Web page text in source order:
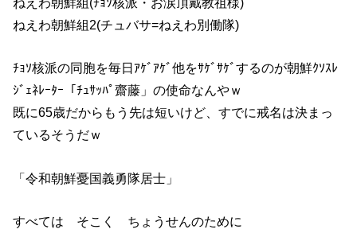
ねえわ朝鮮組2(チュバサ=ねえわ別働隊)
ﾁｮｿ核派の同胞を毎日ｱｹﾞｱｹﾞ他をｻｹﾞｻｹﾞするのが朝鮮ｸｿｽﾚ
ｼﾞｪﾈﾚｰﾀｰ「ﾁｭｻｯﾊﾟ齋藤」の使命なんやｗ
既に65歳だからもう先は短いけど、すでに戒名は決まっ
ているそうだｗ
「令和朝鮮憂国義勇隊居士」
すべては そこく ちょうせんのために